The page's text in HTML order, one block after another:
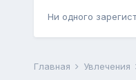
Ни одного
Главная Увлечения